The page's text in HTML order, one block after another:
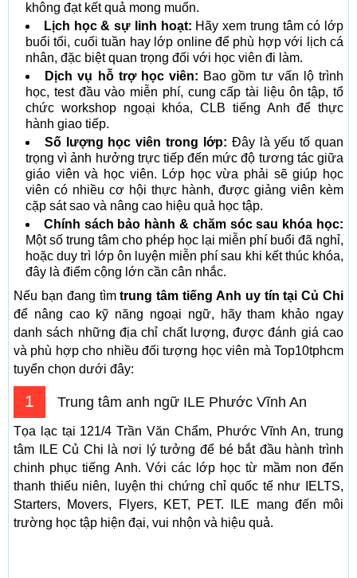
không đạt kết quả mong muốn.
Lịch học & sự linh hoạt: Hãy xem trung tâm có lớp
buổi tối, cuối tuần hay lớp online để phù hợp với lịch cá
nhân, đặc biệt quan trọng đối với học viên đi làm.
Dịch vụ hỗ trợ học viên: Bao gồm tư vấn lộ trình
học, test đầu vào miễn phí, cung cấp tài liệu ôn tập, tổ
chức workshop ngoại khóa, CLB tiếng Anh để thực
hành giao tiếp.
Số lượng học viên trong lớp: Đây là yếu tố quan
trọng vì ảnh hưởng trực tiếp đến mức độ tương tác giữa
giáo viên và học viên. Lớp học vừa phải sẽ giúp học
viên có nhiều cơ hội thực hành, được giảng viên kèm
cặp sát sao và nâng cao hiệu quả học tập.
Chính sách bảo hành & chăm sóc sau khóa học:
Một số trung tâm cho phép học lại miễn phí buổi đã nghỉ,
hoặc duy trì lớp ôn luyện miễn phí sau khi kết thúc khóa,
đây là điểm cộng lớn cần cân nhắc.
Nếu bạn đang tìmtrung tâm tiếng Anh uy tín tại Củ Chi
để nâng cao kỹ năng ngoại ngữ, hãy tham khảo ngay
danh sách những địa chỉ chất lượng, được đánh giá cao
và phù hợp cho nhiều đối tượng học viên mà Top10tphcm
tuyển chọn dưới đây:
1 Trung tâm anh ngữ ILE Phước Vĩnh An
Tọa lạc tại 121/4 Trần Văn Chẩm, Phước Vĩnh An, trung
tâm ILE Củ Chi là nơi lý tưởng để bé bắt đầu hành trình
chinh phục tiếng Anh. Với các lớp học từ mầm non đến
thanh thiếu niên, luyện thi chứng chỉ quốc tế như IELTS,
Starters, Movers, Flyers, KET, PET. ILE mang đến môi
trường học tập hiện đại, vui nhộn và hiệu quả.